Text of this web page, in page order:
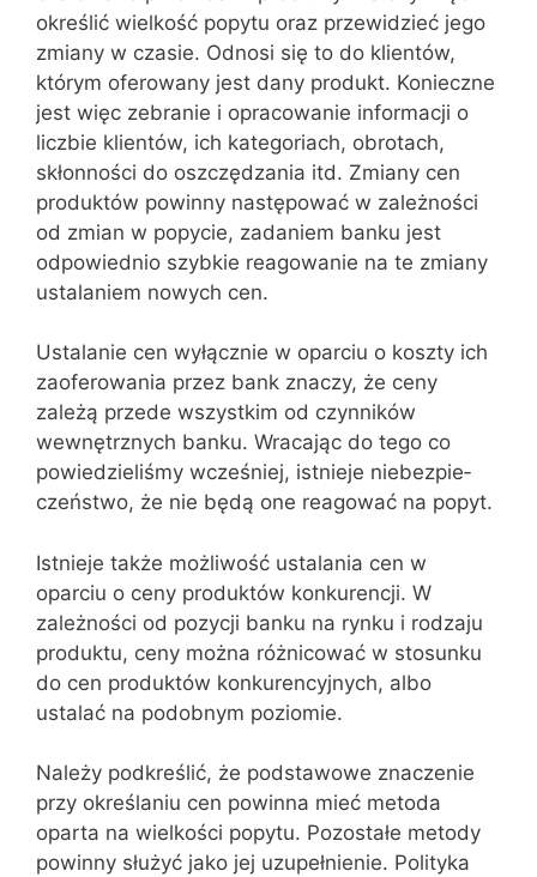
określić wielkość popytu oraz przewidzieć jego
zmiany w czasie. Odnosi się to do klientów,
którym oferowany jest dany produkt. Konieczne
jest więc zebranie i opracowanie informacji o
liczbie klientów, ich kategoriach, obrotach,
skłonności do oszczędzania itd. Zmiany cen
produktów powinny następować w zależności
od zmian w popycie, zadaniem banku jest
odpowiednio szybkie reagowanie na te zmiany
ustalaniem nowych cen.
Ustalanie cen wyłącznie w oparciu o koszty ich
zaoferowania przez bank znaczy, że ceny
zależą przede wszystkim od czynników
wewnętrznych banku. Wracając do tego co
powiedzieliśmy wcześniej, istnieje niebezpie­
czeństwo, że nie będą one reagować na popyt.
Istnieje także możliwość ustalania cen w
oparciu o ceny produktów konkurencji. W
zależności od pozycji banku na rynku i rodzaju
produktu, ceny można różnicować w stosunku
do cen produktów konkurencyjnych, albo
ustalać na podobnym poziomie.
Należy podkreślić, że podstawowe znaczenie
przy określaniu cen powinna mieć metoda
oparta na wielkości popytu. Pozostałe metody
powinny służyć jako jej uzupełnienie. Polityka